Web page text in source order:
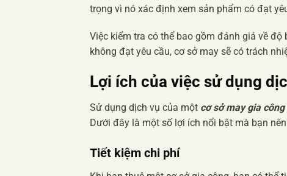
trọng vì nó xác định xem sản phẩm có đạt
Việc kiểm tra có thể bao gồm đánh giá về
không đạt yêu cầu, cơ sở may sẽ có trách
Lợi ích của việc sử dụng
Sử dụng dịch vụ của một cơ sở may gia
Dưới đây là một số lợi ích nổi bật mà bạn
Tiết kiệm chi phí